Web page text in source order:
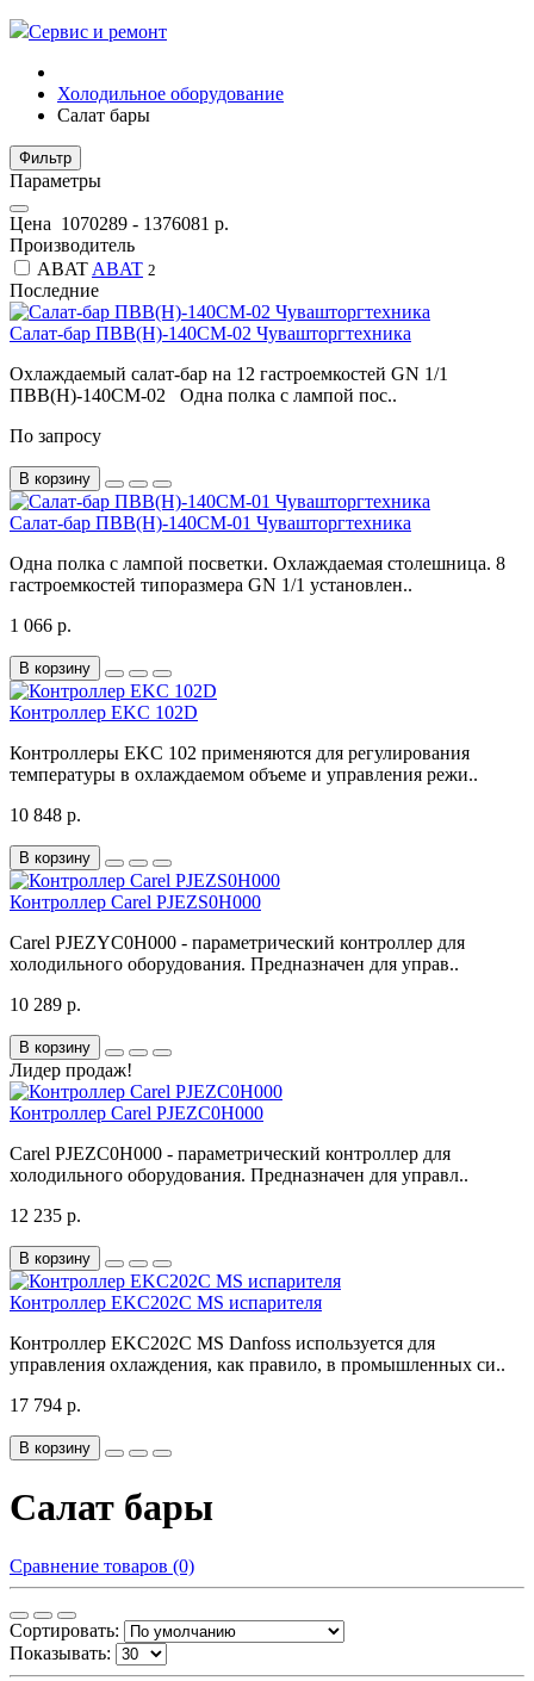
Сервис и ремонт
Холодильное оборудование
Салат бары
Фильтр
Параметры
Цена 1070289 - 1376081 р.
Производитель
ABAT ABAT 2
Последние
Салат-бар ПВВ(Н)-140СМ-02 Чувашторгтехника
Охлаждаемый салат-бар на 12 гастроемкостей GN 1/1
ПВВ(Н)-140СМ-02 Одна полка с лампой пос..
По запросу
В корзину
Салат-бар ПВВ(Н)-140СМ-01 Чувашторгтехника
Одна полка с лампой посветки. Охлаждаемая столешница. 8
гастроемкостей типоразмера GN 1/1 установлен..
1 066 р.
В корзину
Контроллер EKC 102D
Контроллеры EKC 102 применяются для регулирования
температуры в охлаждаемом объеме и управления режи..
10 848 р.
В корзину
Контроллер Carel PJEZS0H000
Carel PJEZYC0H000 - параметрический контроллер для
холодильного оборудования. Предназначен для управ..
10 289 р.
В корзину
Лидер продаж!
Контроллер Carel PJEZC0H000
Carel PJEZC0H000 - параметрический контроллер для
холодильного оборудования. Предназначен для управл..
12 235 р.
В корзину
Контроллер EKC202C MS испарителя
Контроллер EKC202C MS Danfoss используется для
управления охлаждения, как правило, в промышленных си..
17 794 р.
В корзину
Салат бары
Сравнение товаров (0)
Сортировать:
Показывать: